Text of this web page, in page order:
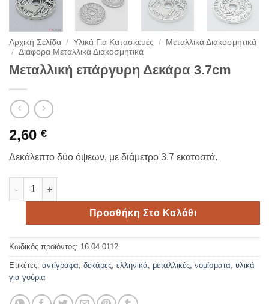
Αρχική Σελίδα / Υλικά Για Κατασκευές /
Μεταλλικά Διακοσμητικά
/ Διάφορα Μεταλλικά Διακοσμητικά
Μεταλλική επάργυρη Δεκάρα 3.7cm
2,60 €
Δεκάλεπτο δύο όψεων, με διάμετρο 3.7 εκατοστά.
Μεταλλική επάργυρη Δεκάρα 3.7cm ποσότητα
Προσθήκη Στο Καλάθι
Κωδικός προϊόντος: 16.04.0112
Ετικέτες: αντίγραφα, δεκάρες, ελληνικά, μεταλλικές, νομίσματα, υλικά
για γούρια